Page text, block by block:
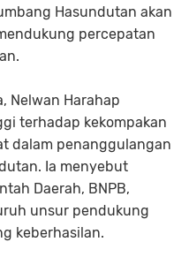
Hasundutan akan
percepatan
Nelwan Harahap
terhadap kekompakan
dalam penanggulangan
Ia menyebut
Daerah, BNPB,
unsur pendukung
keberhasilan.